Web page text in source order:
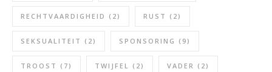
RECHTVAARDIGHEID (2) RUST (2)
SEKSUALITEIT (2) SPONSORING (9)
TROOST (7) TWIJFEL (2) VADER (2)